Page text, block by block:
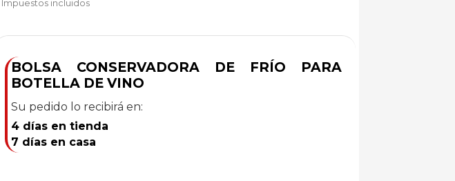
Impuestos incluidos
BOLSA CONSERVADORA DE FRÍO PARA
BOTELLA DE VINO
Su pedido lo recibirá en:
4 días en tienda
7 días en casa